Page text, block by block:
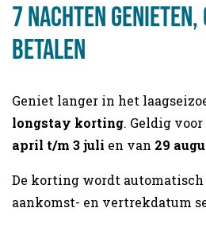
7 nachten
betalen
Geniet langer in het
longstay korting. Geldig
april t/m 3 juli en van 29
De korting wordt automatisch
aankomst- en vertrekdatum